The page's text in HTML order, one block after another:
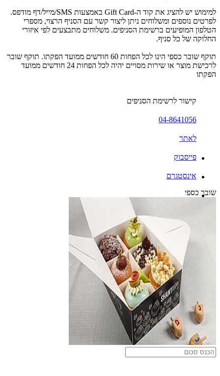
למימוש יש להציג את קוד ה-Gift Card באמצעות SMS/מייל/דף מודפס.
לפרטים נוספים ומשלוחים ניתן ליצור קשר עם הסניף הרצוי, מספרי
הטלפון המופיעים ברשימת הסניפים. משלוחים מתבצעים לפי איזורי
החלוקה של כל סניף.
תוקף שובר כספי הינו לכל הפחות 60 חודשים ממועד הפקתו. תוקף שובר
לרכישת מוצר או שירות מסויים יהיה לכל הפחות 24 חודשים ממועד
הפקתו
קישור לרשימת הסניפים
04-8641056
לאתר
פייסבוק
אינסטגרם
שובר כספי